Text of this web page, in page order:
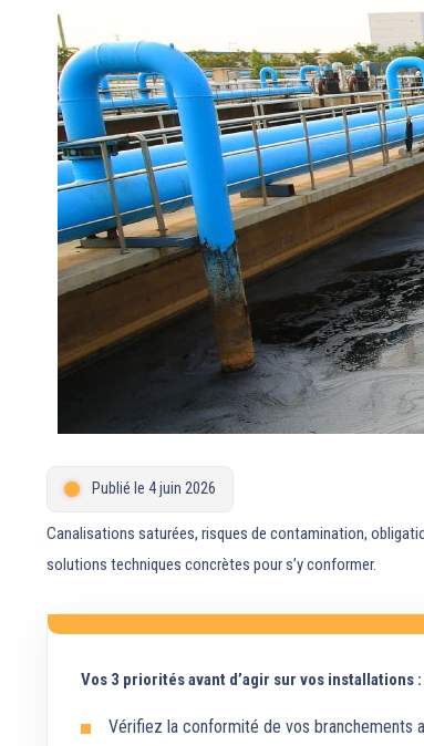
Publié le 4 juin 2026
Canalisations saturées, risques de contamination,
solutions techniques concrètes pour s’y conformer.
Vos 3 priorités avant d’agir sur vos installations :
Vérifiez la conformité de vos branchements